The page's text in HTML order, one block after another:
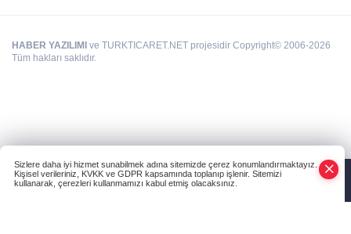
HABER YAZILIMI ve TURKTICARET.NET projesidir Copyright© 2006-2026
Tüm hakları saklıdır.
Sizlere daha iyi hizmet sunabilmek adına sitemizde çerez konumlandırmaktayız.
Kişisel verileriniz, KVKK ve GDPR kapsamında toplanıp işlenir. Sitemizi
kullanarak, çerezleri kullanmamızı kabul etmiş olacaksınız.